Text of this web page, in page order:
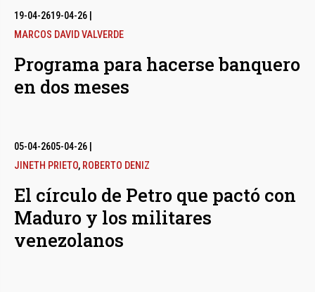
19-04-2619-04-26
MARCOS DAVID VALVERDE
Programa para hacerse banquero
en dos meses
05-04-2605-04-26
JINETH PRIETO, ROBERTO DENIZ
El círculo de Petro que pactó con
Maduro y los militares
venezolanos